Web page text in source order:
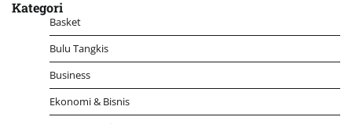
Kategori
Basket
Bulu Tangkis
Business
Ekonomi & Bisnis